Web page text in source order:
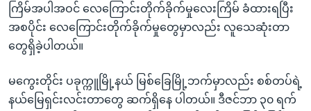
ကြိမ်အပါအဝင် လေကြောင်းတိုက်ခိုက်မှုလေးကြိမ် ခံထားရပြီး
အစပိုင်း လေကြောင်းတိုက်ခိုက်မှုတွေမှာလည်း လူသေဆုံးတာ
တွေရှိခဲ့ပါတယ်။
မကွေးတိုင်း ပခုက္ကူမြို့နယ် မြစ်ခြေမြို့ဘက်မှာလည်း စစ်တပ်ရဲ့
နယ်မြေရှင်းလင်းတာတွေ ဆက်ရှိနေ ပါတယ်။ ဒီဇင်ဘာ ၃၀ ရက်